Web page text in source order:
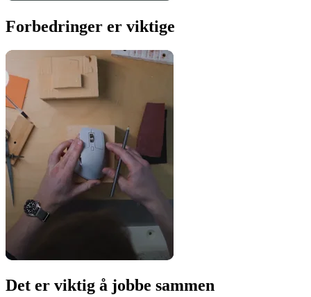
Forbedringer er viktige
Det er viktig å jobbe sammen